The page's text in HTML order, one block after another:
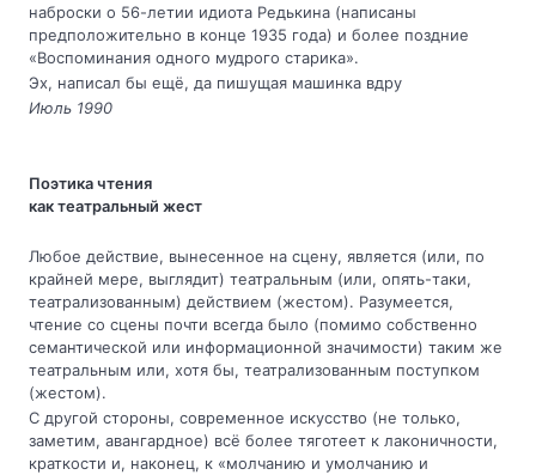
наброски о 56-летии идиота Редькина (написаны
предположительно в конце 1935 года) и более поздние
«Воспоминания одного мудрого старика».
Эх, написал бы ещё, да пишущая машинка вдру
Июль 1990
Поэтика чтения
как театральный жест
Любое действие, вынесенное на сцену, является (или, по
крайней мере, выглядит) театральным (или, опять-таки,
театрализованным) действием (жестом). Разумеется,
чтение со сцены почти всегда было (помимо собственно
семантической или информационной значимости) таким же
театральным или, хотя бы, театрализованным поступком
(жестом).
С другой стороны, современное искусство (не только,
заметим, авангардное) всё более тяготеет к лаконичности,
краткости и, наконец, к «молчанию и умолчанию и